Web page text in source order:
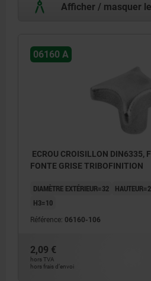
Afficher / masquer
06160 A
ECROU CROISILLON DIN6335,
FONTE GRISE TRIBOFINITION
DIAMÈTRE EXTÉRIEUR=32
H3=10
Référence: 06160-106
2,09 €
hors TVA
hors frais d’envoi